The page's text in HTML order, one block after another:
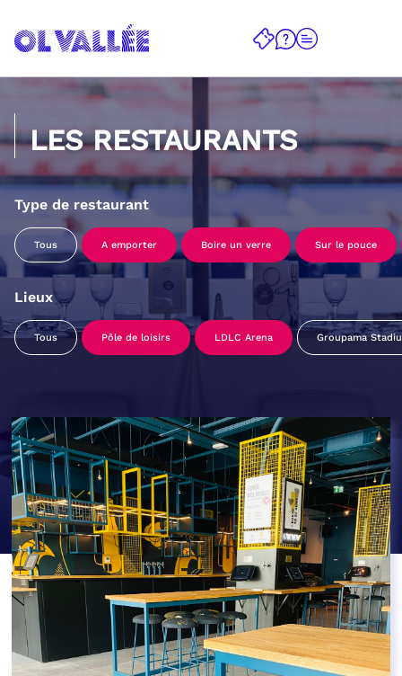
LES RESTAURANTS
Type de restaurant
Tous A emporter Boire un verre Sur le pouce
Lieux
Tous Pôle de loisirs LDLC Arena Groupama